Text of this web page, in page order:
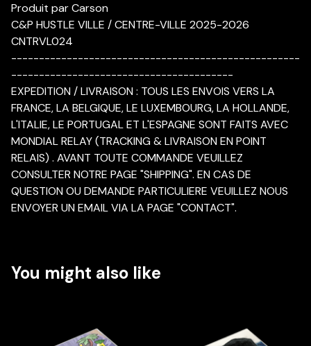
Produit par Carson
C&P HUSTLE VILLE / CENTRE-VILLE 2025-2026
CNTRVL024
----------------------------------------------------
----------------------------------------
EXPEDITION / LIVRAISON : TOUS LES ENVOIS VERS LA
FRANCE, LA BELGIQUE, LE LUXEMBOURG, LA HOLLANDE,
L'ITALIE, LE PORTUGAL ET L'ESPAGNE SONT FAITS AVEC
MONDIAL RELAY (TRACKING & LIVRAISON EN POINT
RELAIS) . AVANT TOUTE COMMANDE VEUILLEZ
CONSULTER NOTRE PAGE "SHIPPING". EN CAS DE
QUESTION OU DEMANDE PARTICULIERE VEUILLEZ NOUS
ENVOYER UN EMAIL VIA LA PAGE "CONTACT".
You might also like